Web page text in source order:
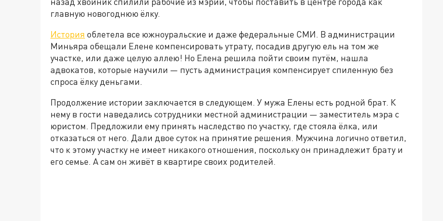
главную новогоднюю ёлку.
История облетела все южноуральские и даже федеральные СМИ. В администрации
Миньяра обещали Елене компенсировать утрату, посадив другую ель на том же
участке, или даже целую аллею! Но Елена решила пойти своим путём, нашла
адвокатов, которые научили — пусть администрация компенсирует спиленную без
спроса ёлку деньгами.
Продолжение истории заключается в следующем. У мужа Елены есть родной брат. К
нему в гости наведались сотрудники местной администрации — заместитель мэра с
юристом. Предложили ему принять наследство по участку, где стояла ёлка, или
отказаться от него. Дали двое суток на принятие решения. Мужчина логично ответил,
что к этому участку не имеет никакого отношения, поскольку он принадлежит брату и
его семье. А сам он живёт в квартире своих родителей.